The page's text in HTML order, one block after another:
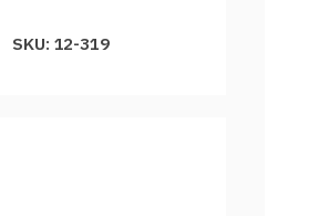
SKU: 12-319